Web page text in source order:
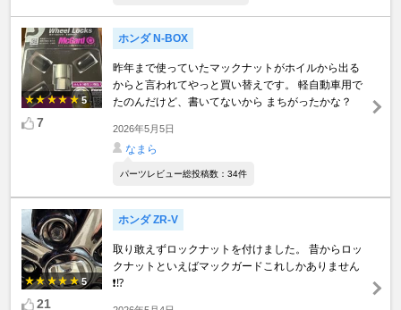
5
7
ホンダ N-BOX
昨年まで使っていたマックナットがホイルから出る
からと言われてやっと買い替えです。 軽自動車用で
たのんだけど、書いてないから まちがったかな？
2026年5月5日
なまら
パーツレビュー総投稿数：34件
5
21
ホンダ ZR-V
取り敢えずロックナットを付けました。 昔からロッ
クナットといえばマックガードこれしかありません
❗️⁉️